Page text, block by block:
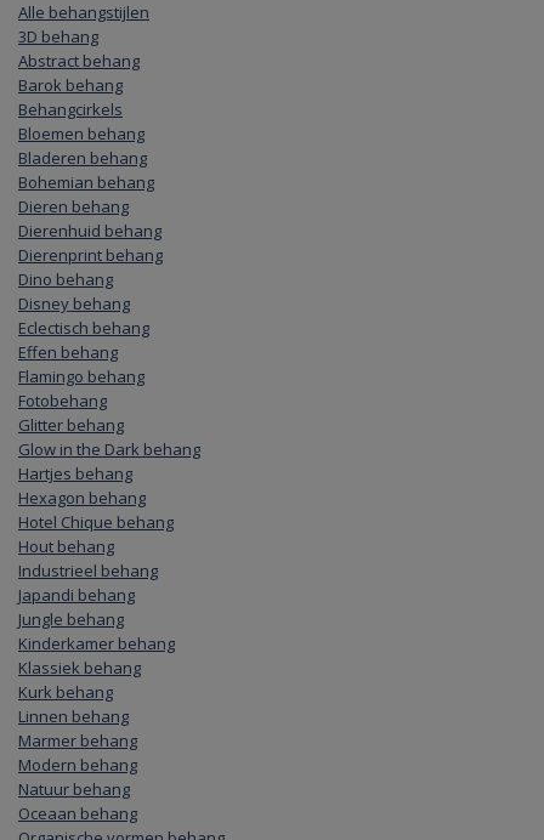
Alle behangstijlen
3D behang
Abstract behang
Barok behang
Behangcirkels
Bloemen behang
Bladeren behang
Bohemian behang
Dieren behang
Dierenhuid behang
Dierenprint behang
Dino behang
Disney behang
Eclectisch behang
Effen behang
Flamingo behang
Fotobehang
Glitter behang
Glow in the Dark behang
Hartjes behang
Hexagon behang
Hotel Chique behang
Hout behang
Industrieel behang
Japandi behang
Jungle behang
Kinderkamer behang
Klassiek behang
Kurk behang
Linnen behang
Marmer behang
Modern behang
Natuur behang
Oceaan behang